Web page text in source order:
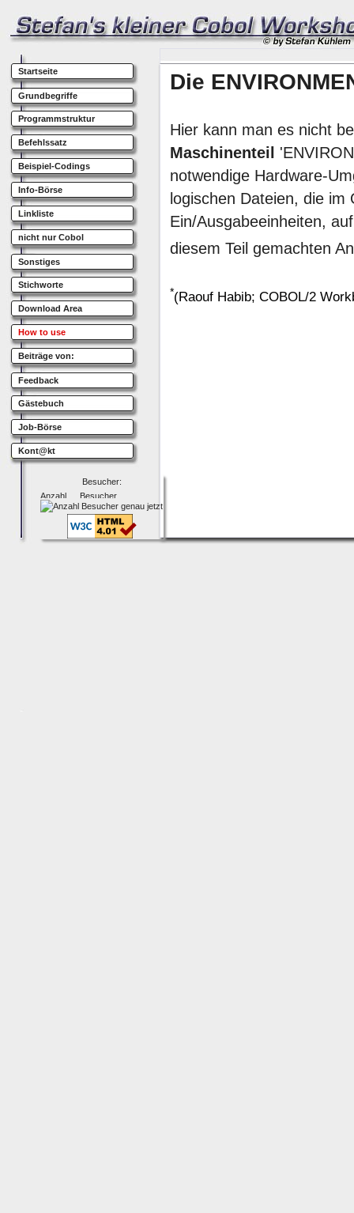
Besucher:
Startseite
Grundbegriffe
Programmstruktur
Befehlssatz
Beispiel-Codings
Info-Börse
Linkliste
nicht nur Cobol
Sonstiges
Stichworte
Download Area
How to use
Beiträge von:
Feedback
Gästebuch
Job-Börse
Kont@kt